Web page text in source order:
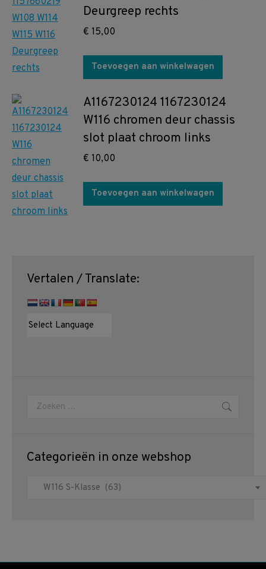
Deurgreep rechts
€ 15,00
Toevoegen aan winkelwagen
A1167230124 1167230124
W116 chromen deur chassis
slot plaat chroom links
€ 10,00
Toevoegen aan winkelwagen
Vertalen / Translate:
Zoeken:
Categorieën in onze webshop